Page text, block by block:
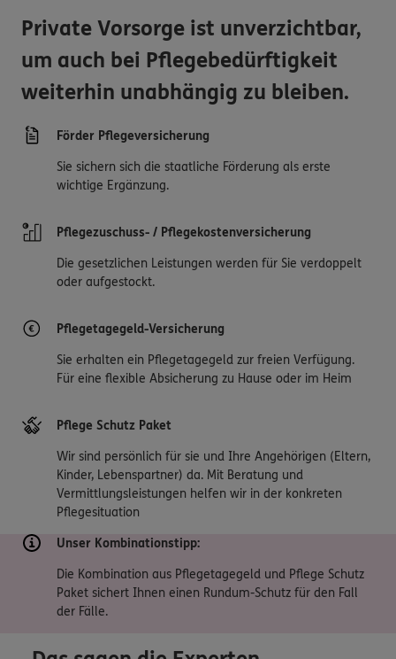
Private Vorsorge ist unverzichtbar,
um auch bei Pflegebedürftigkeit
weiterhin unabhängig zu bleiben.
Förder Pflegeversicherung
Sie sichern sich die staatliche Förderung als erste
wichtige Ergänzung.
Pflegezuschuss- / Pflegekostenversicherung
Die gesetzlichen Leistungen werden für Sie verdoppelt
oder aufgestockt.
Pflegetagegeld-Versicherung
Sie erhalten ein Pflegetagegeld zur freien Verfügung.
Für eine flexible Absicherung zu Hause oder im Heim
Pflege Schutz Paket
Wir sind persönlich für sie und Ihre Angehörigen (Eltern,
Kinder, Lebenspartner) da. Mit Beratung und
Vermittlungsleistungen helfen wir in der konkreten
Pflegesituation
Unser Kombinationstipp:
Die Kombination aus Pflegetagegeld und Pflege Schutz
Paket sichert Ihnen einen Rundum-Schutz für den Fall
der Fälle.